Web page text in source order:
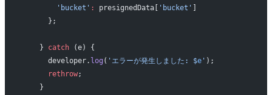
        'bucket'
: presignedData[ 'bucket' ]
      };
    }
catch (e) {
      developer.
log ( 'エラーが発生しました: $e' );
      rethrow
;
    }